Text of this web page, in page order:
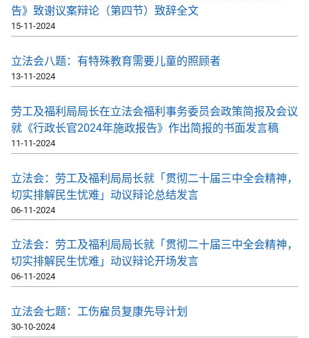
告》致谢议案辩论（第四节）致辞全文
15-11-2024
立法会八题：有特殊教育需要儿童的照顾者
13-11-2024
劳工及福利局局长在立法会福利事务委员会政策简报及会议
就《行政长官2024年施政报告》作出简报的书面发言稿
11-11-2024
立法会：劳工及福利局局长就「贯彻二十届三中全会精神，
切实排解民生忧难」动议辩论总结发言
06-11-2024
立法会：劳工及福利局局长就「贯彻二十届三中全会精神，
切实排解民生忧难」动议辩论开场发言
06-11-2024
立法会七题：工伤雇员复康先导计划
30-10-2024